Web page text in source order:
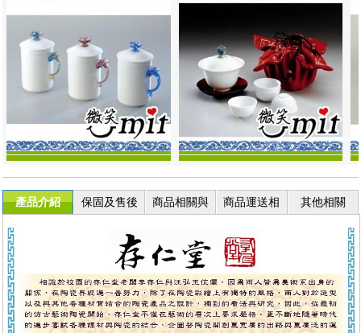
產品介紹
保固及售後
商品相關與
商品運送相
其他相關